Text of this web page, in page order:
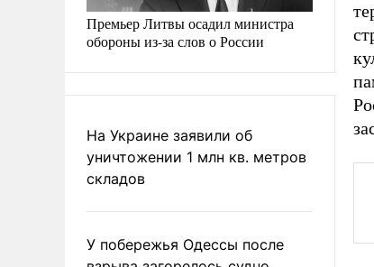
Премьер Литвы осадил министра
обороны из-за слов о России
На Украине заявили об
уничтожении 1 млн кв. метров
складов
У побережья Одессы после